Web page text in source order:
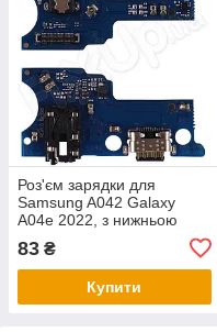
Роз'єм зарядки для
Samsung A042 Galaxy
A04e 2022, з нижньою
83 ₴
Купити